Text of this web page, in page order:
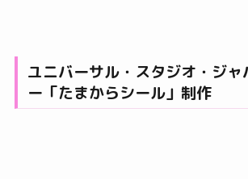
ユニバーサル・スタジオ・ジャ
ー「たまからシール」制作